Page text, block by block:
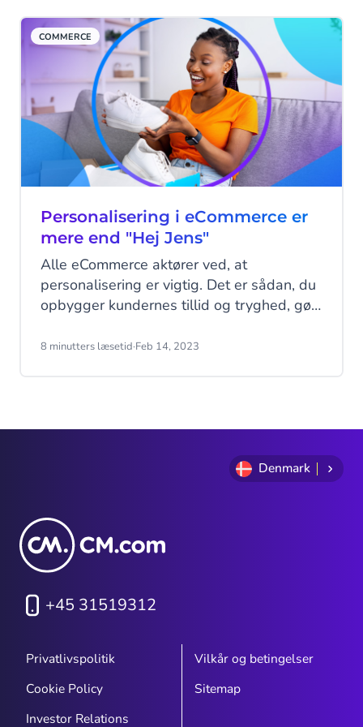
COMMERCE
Personalisering i eCommerce er
mere end "Hej Jens"
Alle eCommerce aktører ved, at
personalisering er vigtig. Det er sådan, du
opbygger kundernes tillid og tryghed, gør
kunder til at komme tilbage. Men færre er
8 minutters læsetid·Feb 14, 2023
Denmark
+45 31519312
Privatlivspolitik
Vilkår og betingelser
Cookie Policy
Sitemap
Investor Relations